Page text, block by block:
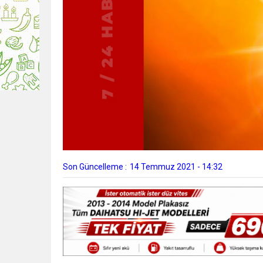
Son Güncelleme : 14 Temmuz 2021 - 14:32